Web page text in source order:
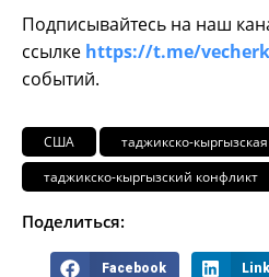
Подписывайтесь на наш
ссылке https://t.me/
событий.
США
таджикско-
таджикско-кыргызский конфликт
Поделиться:
Facebook